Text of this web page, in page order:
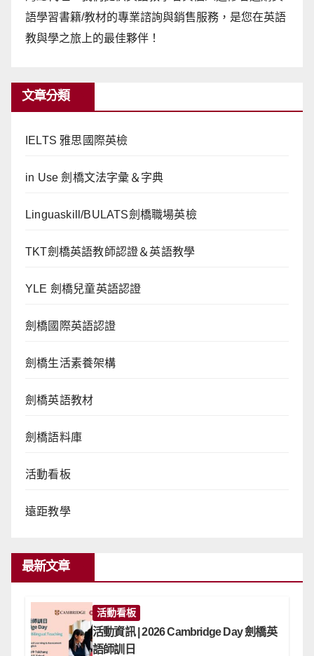
語學習書籍/教材的專業諮詢與銷售服務，是您在英語
教與學之旅上的最佳夥伴！
文章分類
IELTS 雅思國際英檢
in Use 劍橋文法字彙＆字典
Linguaskill/BULATS劍橋職場英檢
TKT劍橋英語教師認證＆英語教學
YLE 劍橋兒童英語認證
劍橋國際英語認證
劍橋生活素養架構
劍橋英語教材
劍橋語料庫
活動看板
遠距教學
最新文章
活動看板
活動資訊 | 2026 Cambridge Day 劍橋英
語師訓日